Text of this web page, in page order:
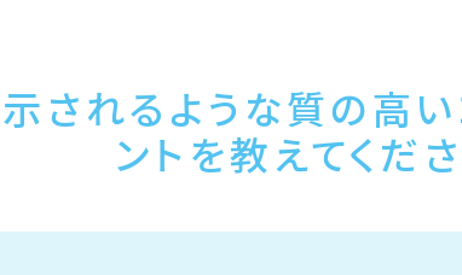
されるような質の高
ントを教えてくださ